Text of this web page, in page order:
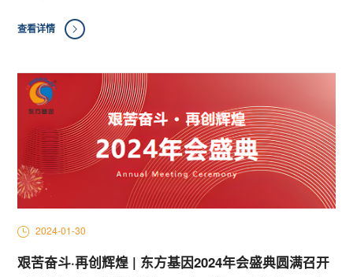
查看详情
2024-01-30
艰苦奋斗·再创辉煌 | 东方基因2024年会盛典圆满召开